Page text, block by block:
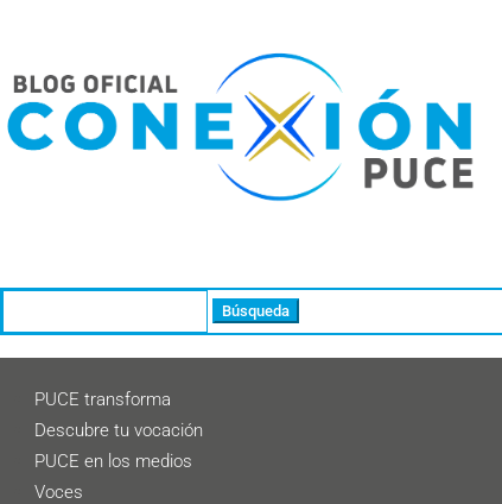
PUCE transforma
Descubre tu vocación
PUCE en los medios
Voces